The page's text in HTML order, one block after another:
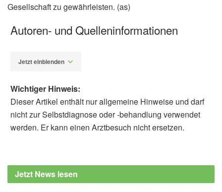
Gesellschaft zu gewährleisten. (as)
Autoren- und Quelleninformationen
Jetzt einblenden
Sicotte, Nelson Ting: Interactions between
social groups of colobus monkeys (Colobus
Wichtiger Hinweis:
Dieser Artikel enthält nur allgemeine Hinweise und darf
nicht zur Selbstdiagnose oder -behandlung verwendet
werden. Er kann einen Arztbesuch nicht ersetzen.
Jetzt News lesen